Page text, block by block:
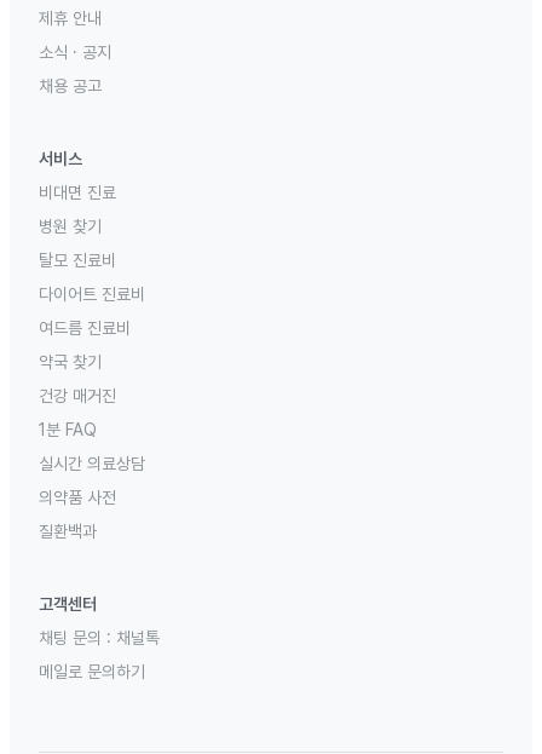
제휴 안내
소식 · 공지
채용 공고
서비스
비대면 진료
병원 찾기
탈모 진료비
다이어트 진료비
여드름 진료비
약국 찾기
건강 매거진
1분 FAQ
실시간 의료상담
의약품 사전
질환백과
고객센터
채팅 문의 : 채널톡
메일로 문의하기